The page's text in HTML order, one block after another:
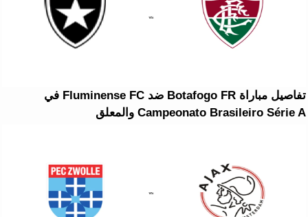
تفاصيل مباراة Botafogo FR ضد Fluminense FC في
Campeonato Brasileiro Série A والمعلق